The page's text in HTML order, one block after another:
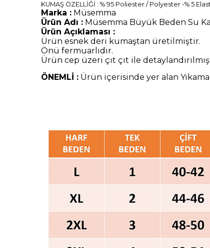
KUMAŞ ÖZELLİĞİ : % 95 Poliester / Polyester -% 5
Marka : Müsemma
Ürün Adı : Müsemma Büyük Beden Su
Ürün Açıklaması :
Ürün esnek deri kumaştan üretilmiştir.
Önü fermuarlıdır.
Ürün cep üzeri çıt çıt ile
ÖNEMLİ : Ürün içerisinde yer alan